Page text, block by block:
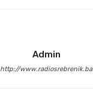
Admin
http://www.radiosrebrenik.ba